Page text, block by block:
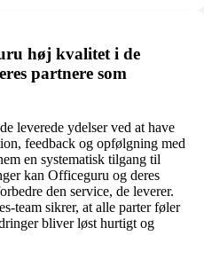
høj kvalitet i de
partnere som
leverede ydelser ved at have
feedback og opfølgning med
en systematisk tilgang til
kan Officeguru og deres
den service, de leverer.
team sikrer, at alle parter føler
bliver løst hurtigt og